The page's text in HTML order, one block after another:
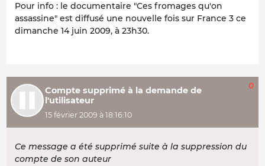
Pour info : le documentaire "Ces fromages qu'on
assassine" est diffusé une nouvelle fois sur France 3 ce
dimanche 14 juin 2009, à 23h30.
Compte supprimé à la demande de
l'utilisateur
15 février 2009 à 18:16:10
0
Ce message a été supprimé suite à la suppression du
compte de son auteur